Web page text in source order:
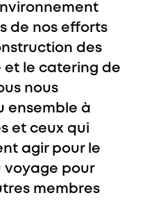
de nos efforts
des
et le catering de
nous
ensemble à
et ceux qui
agir pour le
voyage pour
membres